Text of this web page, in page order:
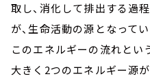
取し、消化して排出する過
が、生命活動の源となってい
このエネルギーの流れとい
大きく2つのエネルギー源